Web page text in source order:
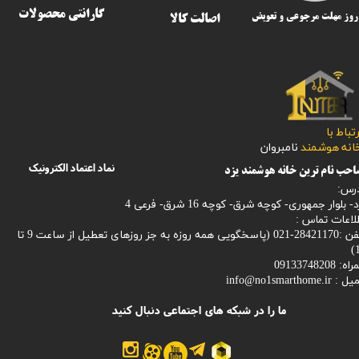
با
هوشمند نامبروان
بلوار جمهوری- کوچه شرق- کوچه 16 شرق- فرعی 4
تماس :
021 (
پاسخگویی همه روزه به جز روزهای تعطیل از ساعت 9 تا
09133748208
:
info@no1smarthome.ir
ما را در شبکه های اجتماعی دنبال کنید
نماد اعتماد الکترونیک
اصالت کالا گارانتی محصولات
نام ترین خانه هوشمند یزد